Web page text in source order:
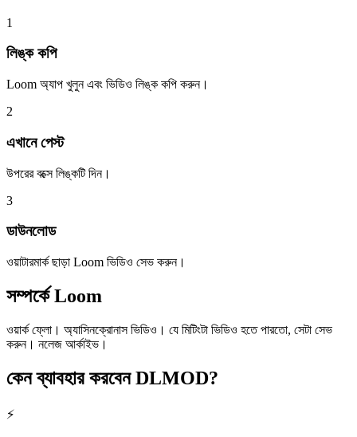
1
লিঙ্ক কপি
Loom অ্যাপ খুলুন এবং ভিডিও লিঙ্ক কপি করুন।
2
এখানে পেস্ট
উপরের বক্সে লিঙ্কটি দিন।
3
ডাউনলোড
ওয়াটারমার্ক ছাড়া Loom ভিডিও সেভ করুন।
সম্পর্কে Loom
ওয়ার্ক ফ্লো। অ্যাসিনক্রোনাস ভিডিও। যে মিটিংটা ভিডিও হতে পারতো, সেটা সেভ
করুন। নলেজ আর্কাইভ।
কেন ব্যাবহার করবেন DLMOD?
⚡